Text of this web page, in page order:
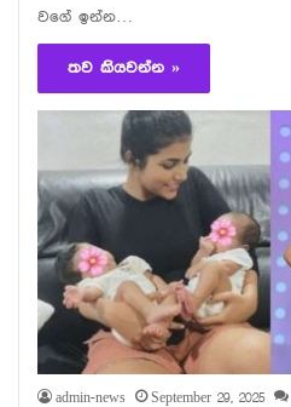
වගේ ඉන්න…
තව කියවන්න »
admin-news September 29, 2025